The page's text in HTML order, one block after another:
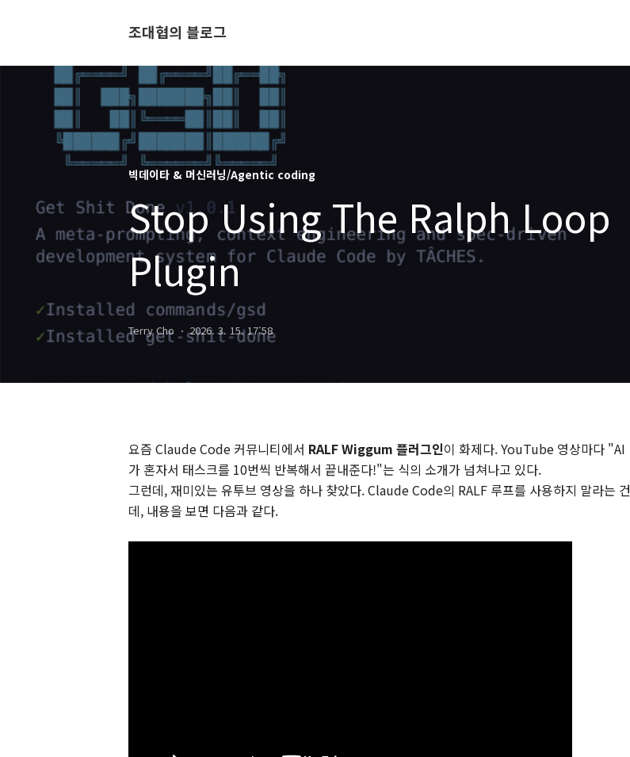
조대협의 블로그
빅데이타 & 머신러닝/Agentic coding
Stop Using The Ralph Loop
Plugin
Terry Cho 2026. 3. 15. 17:58
요즘 Claude Code 커뮤니티에서 RALF Wiggum 플러그인이 화제다. YouTube 영상마다 "AI
가 혼자서 태스크를 10번씩 반복해서 끝내준다!"는 식의 소개가 넘쳐나고 있다.
그런데, 재미있는 유투브 영상을 하나 찾았다. Claude Code의 RALF 루프를 사용하지 말라는 건
데, 내용을 보면 다음과 같다.